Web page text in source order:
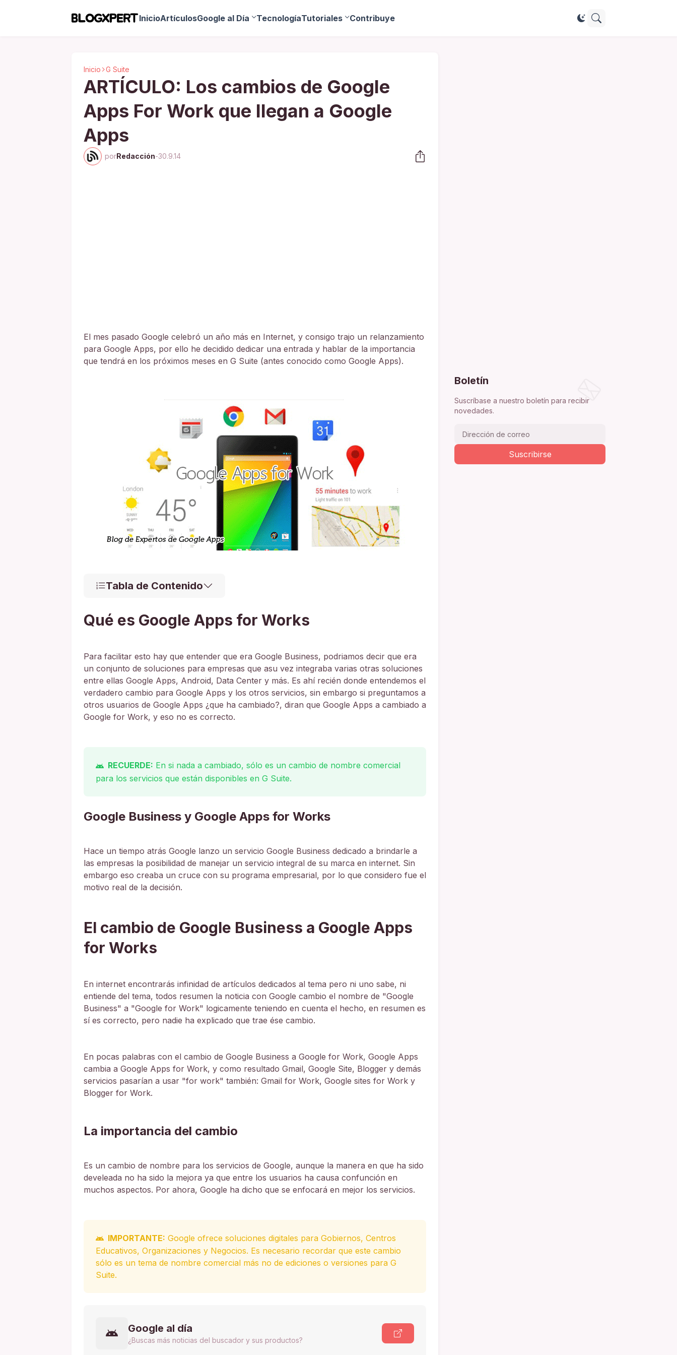
InicioArtículosGoogle al Día TecnologíaTutoriales Contribuye
Inicio G Suite
ARTÍCULO: Los cambios de Google
Apps For Work que llegan a Google
Apps
porRedacción-30.9.14
El mes pasado Google celebró un año más en Internet, y consigo trajo un relanzamiento
para Google Apps, por ello he decidido dedicar una entrada y hablar de la importancia
que tendrá en los próximos meses en G Suite (antes conocido como Google Apps).
Tabla de Contenido
Qué es Google Apps for Works
Para facilitar esto hay que entender que era Google Business, podriamos decir que era
un conjunto de soluciones para empresas que asu vez integraba varias otras soluciones
entre ellas Google Apps, Android, Data Center y más. Es ahí recién donde entendemos el
verdadero cambio para Google Apps y los otros servicios, sin embargo si preguntamos a
otros usuarios de Google Apps ¿que ha cambiado?, diran que Google Apps a cambiado a
Google for Work, y eso no es correcto.
RECUERDE: En si nada a cambiado, sólo es un cambio de nombre comercial
para los servicios que están disponibles en G Suite.
Google Business y Google Apps for Works
Hace un tiempo atrás Google lanzo un servicio Google Business dedicado a brindarle a
las empresas la posibilidad de manejar un servicio integral de su marca en internet. Sin
embargo eso creaba un cruce con su programa empresarial, por lo que considero fue el
motivo real de la decisión.
El cambio de Google Business a Google Apps
for Works
En internet encontrarás infinidad de artículos dedicados al tema pero ni uno sabe, ni
entiende del tema, todos resumen la noticia con Google cambio el nombre de "Google
Business" a "Google for Work" logicamente teniendo en cuenta el hecho, en resumen es
sí es correcto, pero nadie ha explicado que trae ése cambio.
En pocas palabras con el cambio de Google Business a Google for Work, Google Apps
cambia a Google Apps for Work, y como resultado Gmail, Google Site, Blogger y demás
servicios pasarían a usar "for work" también: Gmail for Work, Google sites for Work y
Blogger for Work.
La importancia del cambio
Es un cambio de nombre para los servicios de Google, aunque la manera en que ha sido
develeada no ha sido la mejora ya que entre los usuarios ha causa confunción en
muchos aspectos. Por ahora, Google ha dicho que se enfocará en mejor los servicios.
IMPORTANTE: Google ofrece soluciones digitales para Gobiernos, Centros
Educativos, Organizaciones y Negocios. Es necesario recordar que este cambio
sólo es un tema de nombre comercial más no de ediciones o versiones para G
Suite.
Google al día
¿Buscas más noticias del buscador y sus productos?
Boletín
Suscríbase a nuestro boletín para recibir
novedades.